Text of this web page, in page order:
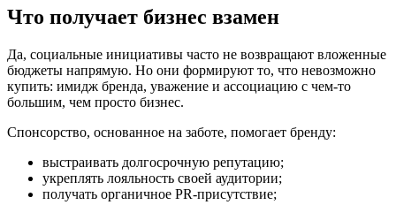
Что получает бизнес взамен
Да, социальные инициативы часто не возвращают вложенные
бюджеты напрямую. Но они формируют то, что невозможно
купить: имидж бренда, уважение и ассоциацию с чем-то
большим, чем просто бизнес.
Спонсорство, основанное на заботе, помогает бренду:
выстраивать долгосрочную репутацию;
укреплять лояльность своей аудитории;
получать органичное PR-присутствие;